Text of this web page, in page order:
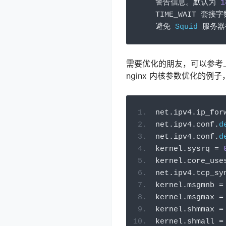
警告信息。默认为
TIME_WAIT 套接字
避免 Squid 服务
需要优化的朋友，可以参
nginx 内核参数优化的例子
net . ipv4.
net . ipv4. conf .
net . ipv4. conf .
kernel. sysrq =
kernel.
net . ipv4.
kernel.msgmnb =
kernel.msgmax =
kernel. shmmax =
kernel. shmall =